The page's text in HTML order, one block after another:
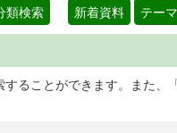
類検索 新着資料 テー
ることができます。また